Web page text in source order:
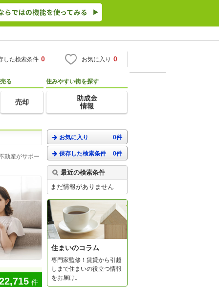
した検索条件 0 お気に入り 0
売る
売却
住みやすい街を探す
助成金
情報
動産がサポー
件
お気に入り 0件
保存した検索条件 0件
最近の検索条件
まだ情報がありません
住まいのコラム
専門家監修！賃貸から引越
しまで住まいの役立つ情報
をお届け。